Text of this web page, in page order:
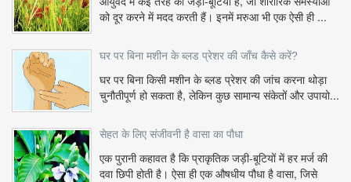
को दूर करने में मदद करती हैं। इनमें मरुआ भी एक ऐसी ही ...
घर पर बिना मशीन के ब्लड प्रेशर की जाँच कैसे करें?
घर पर बिना किसी मशीन के ब्लड प्रेशर की जांच करना थोड़ा
चुनौतीपूर्ण हो सकता है, लेकिन कुछ सामान्य संकेतों और उपायो...
सेहत के लिए संजीवनी है वासा का पौधा
एक पुरानी कहावत है कि प्राकृतिक जड़ी-बूटियों में हर मर्ज की
दवा छिपी होती है। ऐसा ही एक औषधीय पौधा है वासा, जिसे